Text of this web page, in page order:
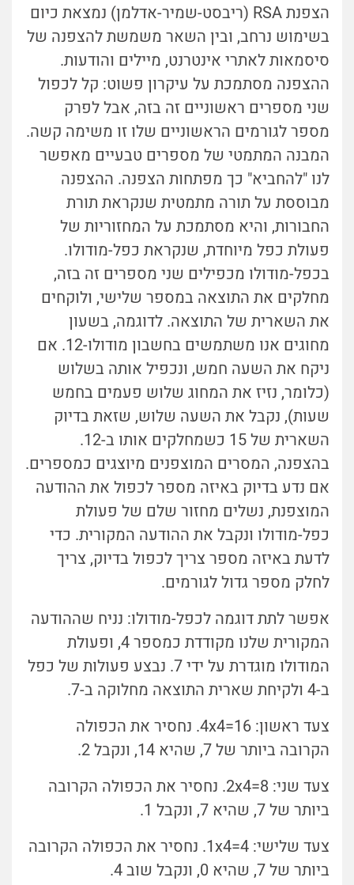
הצפנת RSA (ריבסט-שמיר-אדלמן) נמצאת כיום
בשימוש נרחב, ובין השאר משמשת להצפנה של
סיסמאות לאתרי אינטרנט, מיילים והודעות.
ההצפנה מסתמכת על עיקרון פשוט: קל לכפול
שני מספרים ראשוניים זה בזה, אבל לפרק
מספר לגורמים הראשוניים שלו זו משימה קשה.
המבנה המתמטי של מספרים טבעיים מאפשר
לנו "להחביא" כך מפתחות הצפנה. ההצפנה
מבוססת על תורה מתמטית שנקראת תורת
החבורות, והיא מסתמכת על המחזוריות של
פעולת כפל מיוחדת, שנקראת כפל-מודולו.
בכפל-מודולו מכפילים שני מספרים זה בזה,
מחלקים את התוצאה במספר שלישי, ולוקחים
את השארית של התוצאה. לדוגמה, בשעון
מחוגים אנו משתמשים בחשבון מודולו-12. אם
ניקח את השעה חמש, ונכפיל אותה בשלוש
(כלומר, נזיז את המחוג שלוש פעמים בחמש
שעות), נקבל את השעה שלוש, שזאת בדיוק
השארית של 15 כשמחלקים אותו ב-12.
בהצפנה, המסרים המוצפנים מיוצגים כמספרים.
אם נדע בדיוק באיזה מספר לכפול את ההודעה
המוצפנת, נשלים מחזור שלם של פעולת
כפל-מודולו ונקבל את ההודעה המקורית. כדי
לדעת באיזה מספר צריך לכפול בדיוק, צריך
לחלק מספר גדול לגורמים.
אפשר לתת דוגמה לכפל-מודולו: נניח שההודעה
המקורית שלנו מקודדת כמספר 4, ופעולת
המודולו מוגדרת על ידי 7. נבצע פעולות של כפל
ב-4 ולקיחת שארית התוצאה מחלוקה ב-7.
צעד ראשון: 4x4=16.
נחסיר את הכפולה
הקרובה ביותר של 7, שהיא 14, ונקבל 2.
צעד שני:
2x4=8
. נחסיר את הכפולה הקרובה
ביותר של 7, שהיא 7, ונקבל 1.
צעד שלישי:
1x4=4
. נחסיר את הכפולה הקרובה
ביותר של 7, שהיא 0, ונקבל שוב 4.